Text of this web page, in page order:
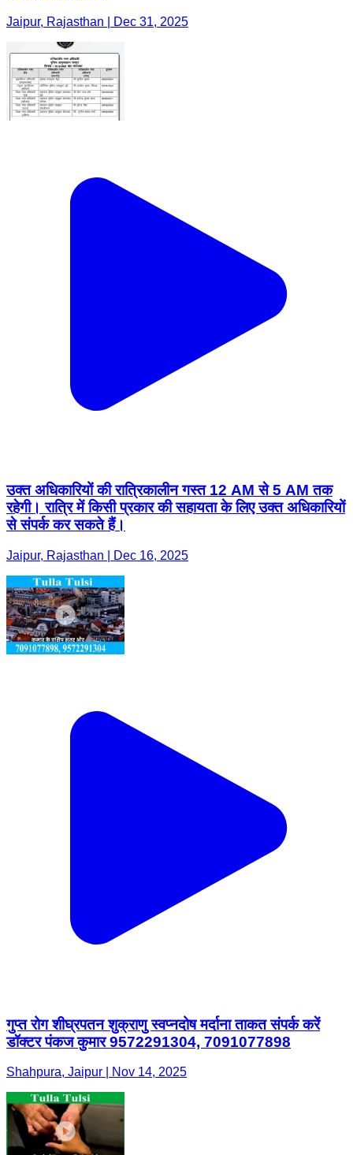
Jaipur, Rajasthan | Dec 31, 2025
उक्त अधिकारियों की रात्रिकालीन गस्त 12 AM से 5 AM तक
रहेगी। रात्रि में किसी प्रकार की सहायता के लिए उक्त अधिकारियों
से संपर्क कर सकते हैं।
Jaipur, Rajasthan | Dec 16, 2025
गुप्त रोग शीघ्रपतन शुक्राणु स्वप्नदोष मर्दाना ताकत संपर्क करें
डॉक्टर पंकज कुमार 9572291304, 7091077898
Shahpura, Jaipur | Nov 14, 2025